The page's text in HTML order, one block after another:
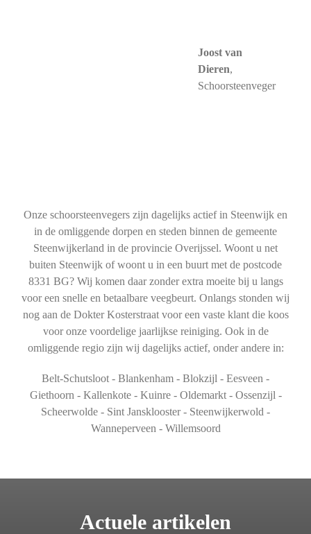
Joost van
Dieren,
Schoorsteenveger
Onze schoorsteenvegers zijn dagelijks actief in Steenwijk en
in de omliggende dorpen en steden binnen de gemeente
Steenwijkerland in de provincie Overijssel. Woont u net
buiten Steenwijk of woont u in een buurt met de postcode
8331 BG? Wij komen daar zonder extra moeite bij u langs
voor een snelle en betaalbare veegbeurt. Onlangs stonden wij
nog aan de Dokter Kosterstraat voor een vaste klant die koos
voor onze voordelige jaarlijkse reiniging. Ook in de
omliggende regio zijn wij dagelijks actief, onder andere in:
Belt-Schutsloot - Blankenham - Blokzijl - Eesveen -
Giethoorn - Kallenkote - Kuinre - Oldemarkt - Ossenzijl -
Scheerwolde - Sint Jansklooster - Steenwijkerwold -
Wanneperveen - Willemsoord
Actuele artikelen